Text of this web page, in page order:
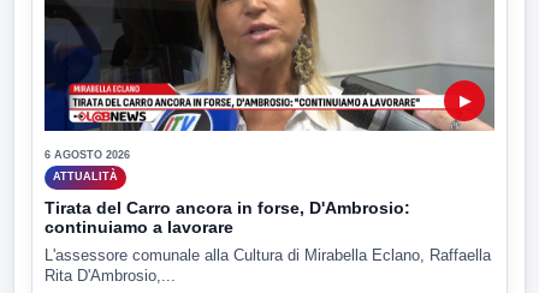
▶
6 AGOSTO 2026
ATTUALITÀ
Tirata del Carro ancora in forse, D'Ambrosio:
continuiamo a lavorare
L'assessore comunale alla Cultura di Mirabella Eclano, Raffaella
Rita D'Ambrosio,...